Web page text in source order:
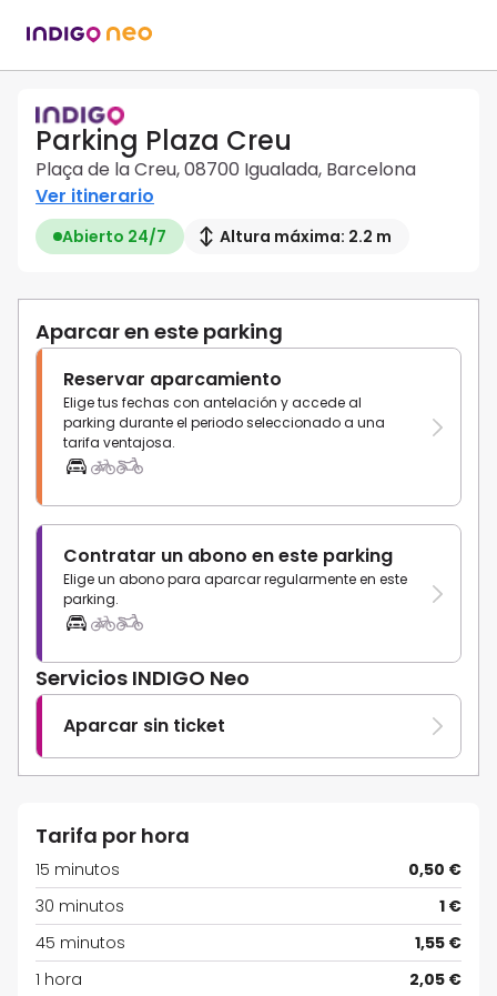
Parking Plaza Creu
Plaça de la Creu, 08700 Igualada, Barcelona
Ver itinerario
Abierto 24/7 Altura máxima: 2.2 m
Aparcar en este parking
Reservar aparcamiento
Elige tus fechas con antelación y accede al
parking durante el periodo seleccionado a una
tarifa ventajosa.
Contratar un abono en este parking
Elige un abono para aparcar regularmente en este
parking.
Servicios INDIGO Neo
Aparcar sin ticket
Tarifa por hora
15 minutos
0,50 €
30 minutos
1 €
45 minutos
1,55 €
1 hora
2,05 €